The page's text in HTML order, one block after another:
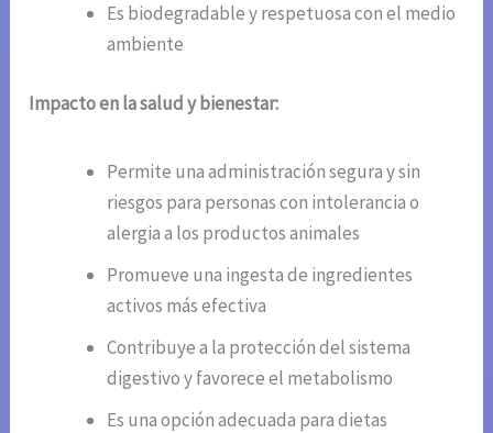
Es biodegradable y respetuosa con el medio
ambiente
Impacto en la salud y bienestar:
Permite una administración segura y sin
riesgos para personas con intolerancia o
alergia a los productos animales
Promueve una ingesta de ingredientes
activos más efectiva
Contribuye a la protección del sistema
digestivo y favorece el metabolismo
Es una opción adecuada para dietas